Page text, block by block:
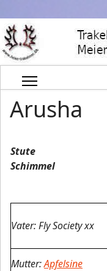
Arusha
Stute
Vater: Fly Society xx
Mutter:Apfelsine